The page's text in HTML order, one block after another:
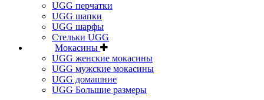
UGG перчатки
UGG шапки
UGG шарфы
Стельки UGG
Мокасины
UGG женские мокасины
UGG мужские мокасины
UGG домашние
UGG Большие размеры